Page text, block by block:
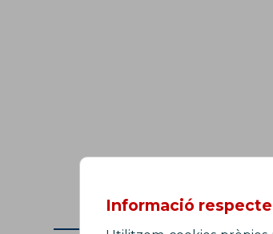
Informació